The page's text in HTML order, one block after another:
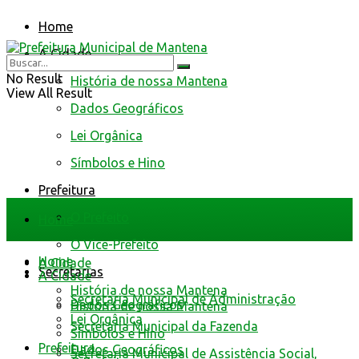
Home
A Cidade
História de nossa Mantena
Dados Geográficos
Lei Orgânica
Símbolos e Hino
Prefeitura
O Vice-Prefeito
Secretarias
Secretaria Municipal de Administração
Secretaria Municipal da Fazenda
Secretaria Municipal de Assistência Social,
No Result
View All Result
Home
A Cidade
História de nossa Mantena
Dados Geográficos
Home
A Cidade
História de nossa Mantena
Dados Geográficos
Lei Orgânica
Símbolos e Hino
Prefeitura